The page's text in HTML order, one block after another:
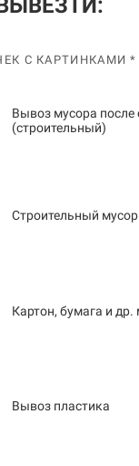
С КАРТИНКАМИ *
Вывоз мусора после
(строительный)
Строительный
Картон, бумага и др.
Вывоз пластика